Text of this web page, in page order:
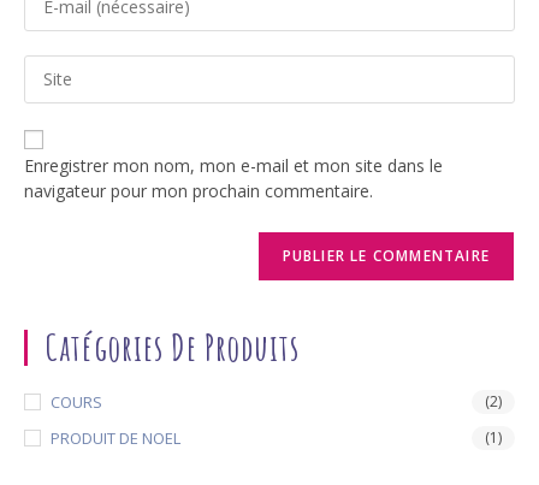
username
comment
your
address
l’URL
site
(facultatif)
Enregistrer mon nom, mon e-mail et mon site dans le
navigateur pour mon prochain commentaire.
Catégories De Produits
COURS (2)
PRODUIT DE NOEL (1)